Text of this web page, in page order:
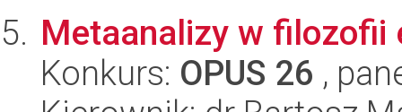
Metaanalizy w filozofii
Konkurs: OPUS 26 ,